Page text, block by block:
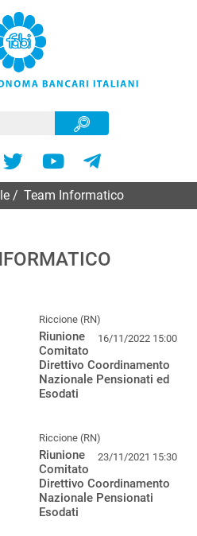
Team Informatico
Riccione (RN)
16/11/2022 15:00
Riunione
Comitato
Direttivo Coordinamento
Nazionale Pensionati ed
Esodati
Riccione (RN)
23/11/2021 15:30
Riunione
Comitato
Direttivo Coordinamento
Nazionale Pensionati
Esodati